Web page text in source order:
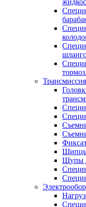
Трансмиссия
Щупы